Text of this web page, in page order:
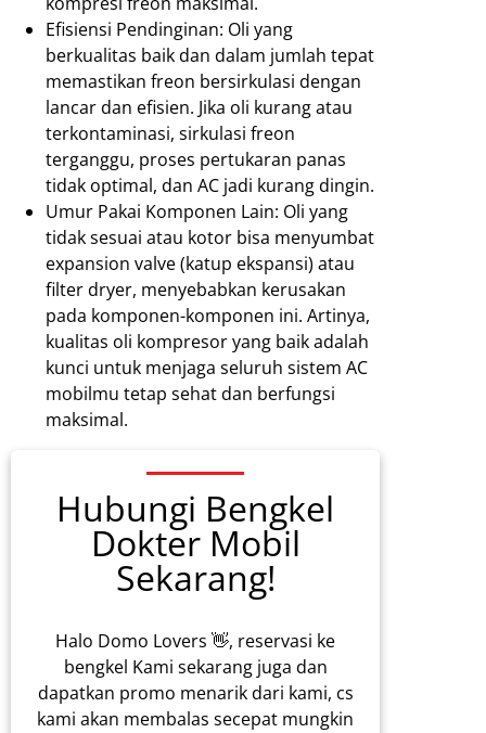
Efisiensi Pendinginan: Oli yang
berkualitas baik dan dalam jumlah tepat
memastikan freon bersirkulasi dengan
lancar dan efisien. Jika oli kurang atau
terkontaminasi, sirkulasi freon
terganggu, proses pertukaran panas
tidak optimal, dan AC jadi kurang dingin.
Umur Pakai Komponen Lain: Oli yang
tidak sesuai atau kotor bisa menyumbat
expansion valve (katup ekspansi) atau
filter dryer, menyebabkan kerusakan
pada komponen-komponen ini. Artinya,
kualitas oli kompresor yang baik adalah
kunci untuk menjaga seluruh sistem AC
mobilmu tetap sehat dan berfungsi
maksimal.
Hubungi Bengkel
Dokter Mobil
Sekarang!
Halo Domo Lovers 👋, reservasi ke
bengkel Kami sekarang juga dan
dapatkan promo menarik dari kami, cs
kami akan membalas secepat mungkin